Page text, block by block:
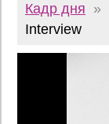
Кадр дня »
Interview